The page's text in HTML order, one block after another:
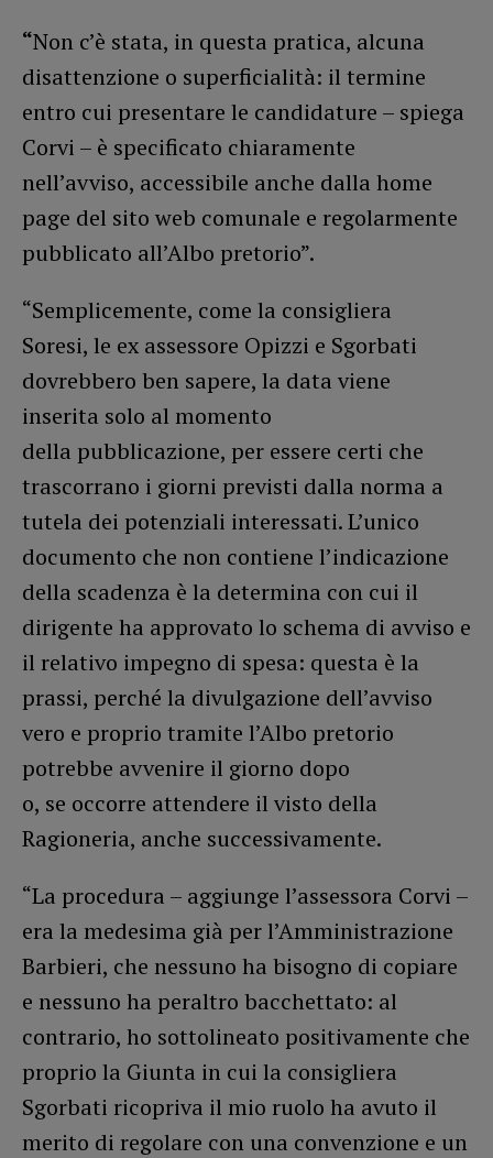
“Non c’è stata, in questa pratica, alcuna
disattenzione o superficialità: il termine
entro cui presentare le candidature – spiega
Corvi – è specificato chiaramente
nell’avviso, accessibile anche dalla home
page del sito web comunale e regolarmente
pubblicato all’Albo pretorio”.
“Semplicemente, come la consigliera
Soresi, le ex assessore Opizzi e Sgorbati
dovrebbero ben sapere, la data viene
inserita solo al momento
della pubblicazione, per essere certi che
trascorrano i giorni previsti dalla norma a
tutela dei potenziali interessati. L’unico
documento che non contiene l’indicazione
della scadenza è la determina con cui il
dirigente ha approvato lo schema di avviso e
il relativo impegno di spesa: questa è la
prassi, perché la divulgazione dell’avviso
vero e proprio tramite l’Albo pretorio
potrebbe avvenire il giorno dopo
o, se occorre attendere il visto della
Ragioneria, anche successivamente.
“La procedura – aggiunge l’assessora Corvi –
era la medesima già per l’Amministrazione
Barbieri, che nessuno ha bisogno di copiare
e nessuno ha peraltro bacchettato: al
contrario, ho sottolineato positivamente che
proprio la Giunta in cui la consigliera
Sgorbati ricopriva il mio ruolo ha avuto il
merito di regolare con una convenzione e un